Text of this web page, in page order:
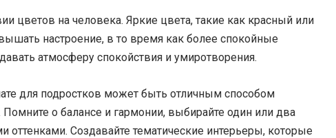
цветов на человека. Яркие цвета, такие как красный или
настроение, в то время как более спокойные
атмосферу спокойствия и умиротворения.
для подростков может быть отличным способом
о балансе и гармонии, выбирайте один или два
Создавайте тематические интерьеры, которые